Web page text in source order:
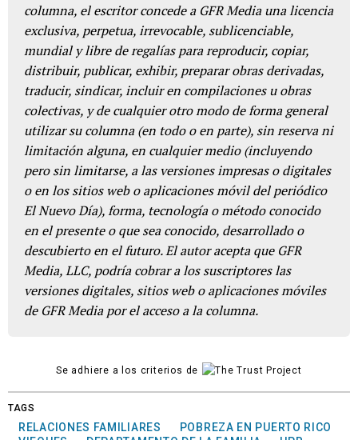
columna, el escritor concede a GFR Media una licencia
exclusiva, perpetua, irrevocable, sublicenciable,
mundial y libre de regalías para reproducir, copiar,
distribuir, publicar, exhibir, preparar obras derivadas,
traducir, sindicar, incluir en compilaciones u obras
colectivas, y de cualquier otro modo de forma general
utilizar su columna (en todo o en parte), sin reserva ni
limitación alguna, en cualquier medio (incluyendo
pero sin limitarse, a las versiones impresas o digitales
o en los sitios web o aplicaciones móvil del periódico
El Nuevo Día), forma, tecnología o método conocido
en el presente o que sea conocido, desarrollado o
descubierto en el futuro. El autor acepta que GFR
Media, LLC, podría cobrar a los suscriptores las
versiones digitales, sitios web o aplicaciones móviles
de GFR Media por el acceso a la columna.
Se adhiere a los criterios de
TAGS
RELACIONES FAMILIARES
POBREZA EN PUERTO RICO